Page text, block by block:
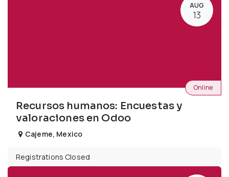
AUG
13
Recursos humanos: Encuestas y
valoraciones en Odoo
Online
Cajeme, Mexico
Registrations Closed